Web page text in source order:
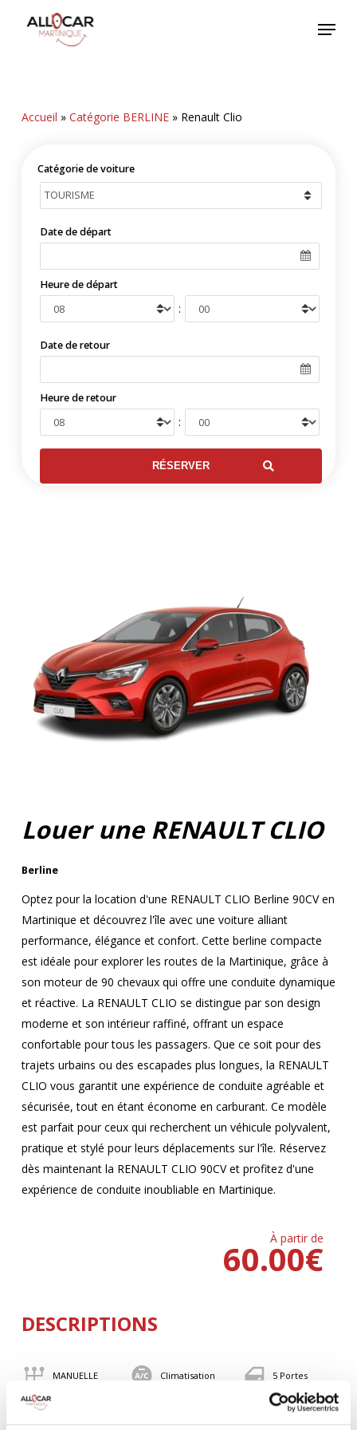
Menu
Accueil » Catégorie BERLINE» Renault Clio
Catégorie de voiture
Date de départ
Heure de départ
:
Date de retour
Heure de retour
:
Louer une RENAULT CLIO
Berline
Optez pour la location d'une RENAULT CLIO Berline 90CV en
Martinique et découvrez l'île avec une voiture alliant
performance, élégance et confort. Cette berline compacte
est idéale pour explorer les routes de la Martinique, grâce à
son moteur de 90 chevaux qui offre une conduite dynamique
et réactive. La RENAULT CLIO se distingue par son design
moderne et son intérieur raffiné, offrant un espace
confortable pour tous les passagers. Que ce soit pour des
trajets urbains ou des escapades plus longues, la RENAULT
CLIO vous garantit une expérience de conduite agréable et
sécurisée, tout en étant économe en carburant. Ce modèle
est parfait pour ceux qui recherchent un véhicule polyvalent,
pratique et stylé pour leurs déplacements sur l'île. Réservez
dès maintenant la RENAULT CLIO 90CV et profitez d'une
expérience de conduite inoubliable en Martinique.
À partir de
€
60.00
DESCRIPTIONS
MANUELLE Climatisation 5 Portes
BLUETOOTH 90 CV